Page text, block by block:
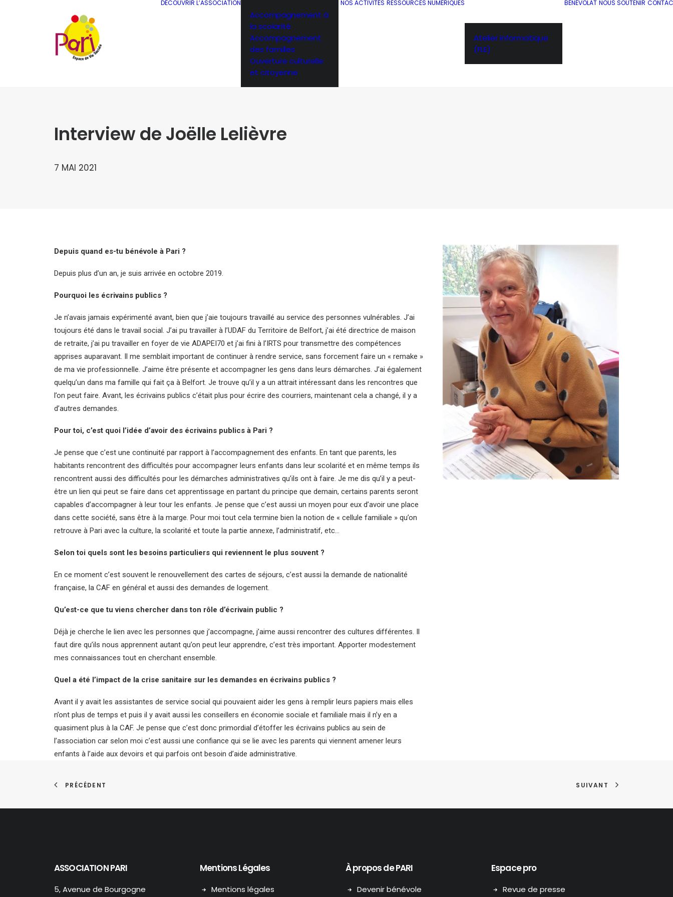
DÉCOUVRIR L’ASSOCIATION
Accompagnement à
la scolarité
Accompagnement
des familles
Ouverture culturelle
et citoyenne
NOS ACTIVITÉS RESSOURCES NUMÉRIQUES
Atelier informatique
(FLE)
BÉNÉVOLAT NOUS SOUTENIR
Interview de Joëlle Lelièvre
7 MAI 2021
Depuis quand es-tu bénévole à Pari ?
Depuis plus d’un an, je suis arrivée en octobre 2019.
Pourquoi les écrivains publics ?
Je n’avais jamais expérimenté avant, bien que j’aie toujours travaillé au service des personnes vulnérables. J’ai
toujours été dans le travail social. J’ai pu travailler à l’UDAF du Territoire de Belfort, j’ai été directrice de maison
de retraite, j’ai pu travailler en foyer de vie ADAPEI70 et j’ai fini à l’IRTS pour transmettre des compétences
apprises auparavant. Il me semblait important de continuer à rendre service, sans forcement faire un « remake »
de ma vie professionnelle. J’aime être présente et accompagner les gens dans leurs démarches. J’ai également
quelqu’un dans ma famille qui fait ça à Belfort. Je trouve qu’il y a un attrait intéressant dans les rencontres que
l’on peut faire. Avant, les écrivains publics c’était plus pour écrire des courriers, maintenant cela a changé, il y a
d’autres demandes.
Pour toi, c’est quoi l’idée d’avoir des écrivains publics à Pari ?
Je pense que c’est une continuité par rapport à l’accompagnement des enfants. En tant que parents, les
habitants rencontrent des difficultés pour accompagner leurs enfants dans leur scolarité et en même temps ils
rencontrent aussi des difficultés pour les démarches administratives qu’ils ont à faire. Je me dis qu’il y a peut-
être un lien qui peut se faire dans cet apprentissage en partant du principe que demain, certains parents seront
capables d’accompagner à leur tour les enfants. Je pense que c’est aussi un moyen pour eux d’avoir une place
dans cette société, sans être à la marge. Pour moi tout cela termine bien la notion de « cellule familiale » qu’on
retrouve à Pari avec la culture, la scolarité et toute la partie annexe, l’administratif, etc…
Selon toi quels sont les besoins particuliers qui reviennent le plus souvent ?
En ce moment c’est souvent le renouvellement des cartes de séjours, c’est aussi la demande de nationalité
française, la CAF en général et aussi des demandes de logement.
Qu’est-ce que tu viens chercher dans ton rôle d’écrivain public ?
Déjà je cherche le lien avec les personnes que j’accompagne, j’aime aussi rencontrer des cultures différentes. Il
faut dire qu’ils nous apprennent autant qu’on peut leur apprendre, c’est très important. Apporter modestement
mes connaissances tout en cherchant ensemble.
Quel a été l’impact de la crise sanitaire sur les demandes en écrivains publics ?
Avant il y avait les assistantes de service social qui pouvaient aider les gens à remplir leurs papiers mais elles
n’ont plus de temps et puis il y avait aussi les conseillers en économie sociale et familiale mais il n’y en a
quasiment plus à la CAF. Je pense que c’est donc primordial d’étoffer les écrivains publics au sein de
l’association car selon moi c’est aussi une confiance qui se lie avec les parents qui viennent amener leurs
enfants à l’aide aux devoirs et qui parfois ont besoin d’aide administrative.
PRÉCÉDENT SUIVANT
ASSOCIATION PARI
5, Avenue de Bourgogne
Mentions Légales
Mentions légales
À propos de PARI
Devenir bénévole
Espace pro
Revue de presse